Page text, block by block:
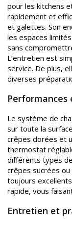
pour les kitchens
rapidement et
et galettes. Son
les espaces
sans
L’entretien est
service. De plus,
diverses
Le système de
sur toute la
crêpes dorées et
thermostat
différents types
crêpes sucrées
toujours
rapide, vous
Entretien et